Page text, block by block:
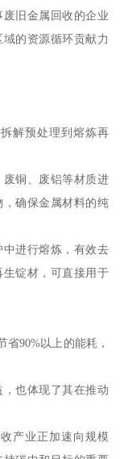
旧金属回收的企业
的资源循环贡献力
解预处理到熔炼再
铜、废铝等材质进
确保金属材料的纯
进行熔炼，有效去
锭材，可直接用于
90%以上的能耗，
也体现了其在推动
产业正加速向规模